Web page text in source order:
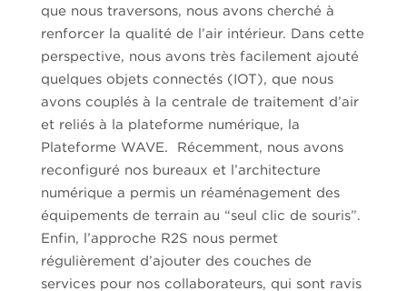
que nous traversons, nous avons cherché à
renforcer la qualité de l’air intérieur. Dans cette
perspective, nous avons très facilement ajouté
quelques objets connectés (IOT), que nous
avons couplés à la centrale de traitement d’air
et reliés à la plateforme numérique, la
Plateforme WAVE. Récemment, nous avons
reconfiguré nos bureaux et l’architecture
numérique a permis un réaménagement des
équipements de terrain au “seul clic de souris”.
Enfin, l’approche R2S nous permet
régulièrement d’ajouter des couches de
services pour nos collaborateurs, qui sont ravis